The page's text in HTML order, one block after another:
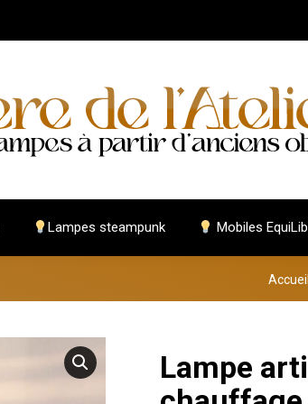
Lampes steampunk Mobiles
Vous
Accueil
Lampe